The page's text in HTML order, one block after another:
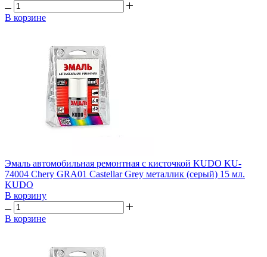
В корзине
Эмаль автомобильная ремонтная с кисточкой KUDO KU-
74004 Chery GRA01 Castellar Grey металлик (серый) 15 мл.
KUDO
В корзину
В корзине